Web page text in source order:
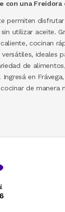
con una Freidora
permiten
utilizar aceite.
cocinan
ideales
de
en
de manera